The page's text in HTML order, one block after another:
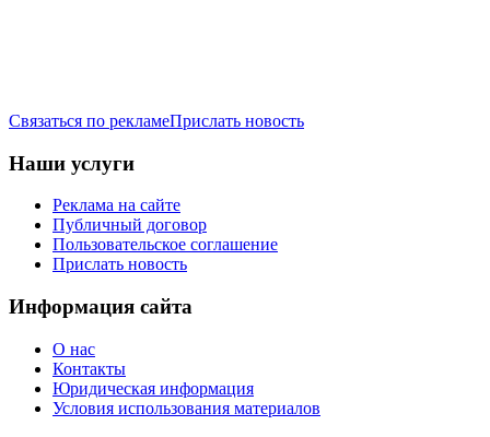
Связаться по рекламеПрислать новость
Наши услуги
Реклама на сайте
Публичный договор
Пользовательское соглашение
Прислать новость
Информация сайта
О нас
Контакты
Юридическая информация
Условия использования материалов